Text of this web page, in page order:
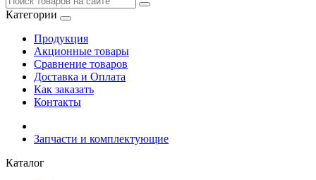
Категории
Продукция
Акционные товары
Сравнение товаров
Доставка и Оплата
Как заказать
Контакты
Запчасти и комплектующие
Каталог